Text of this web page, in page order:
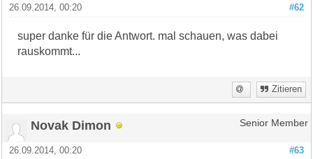
#62
26.09.2014, 00:20
super danke für die Antwort. mal schauen, was dabei
rauskommt...
Zitieren
Novak Dimon Senior Member
#63
26.09.2014, 00:20